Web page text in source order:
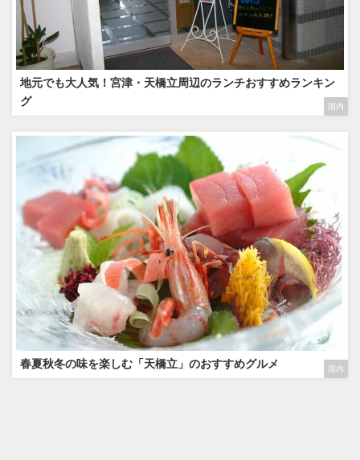
国内
地元でも大人気！宮津・天橋立周辺のランチおすすめランキン
グ
国内
春夏秋冬の味を楽しむ「天橋立」のおすすめグルメ